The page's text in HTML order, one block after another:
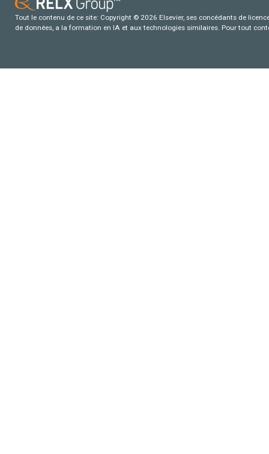
Tout le contenu de ce site: Copyright © 2026 Elsevier, ses concédants de
de données, a la formation en IA et aux technologies similaires. Pour tout